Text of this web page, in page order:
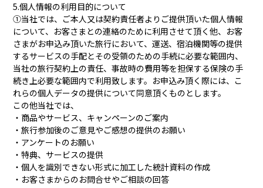
5.個人情報の利用目的について
①当社では、ご本人又は契約責任者よりご提供頂いた個人情報
について、お客さまとの連絡のために利用させて頂く他、お客
さまがお申込み頂いた旅行において、運送、宿泊機関等の提供
するサービスの手配とその受領のための手続に必要な範囲内、
当社の旅行契約上の責任、事故時の費用等を担保する保険の手
続き上必要な範囲内で利用致します。お申込み頂く際には、こ
れらの個人データの提供について同意頂くものとします。
この他当社では、
・商品やサービス、キャンペーンのご案内
・旅行参加後のご意見やご感想の提供のお願い
・アンケートのお願い
・特典、サービスの提供
・個人を識別できない形式に加工した統計資料の作成
・お客さまからのお問合せやご相談の回答